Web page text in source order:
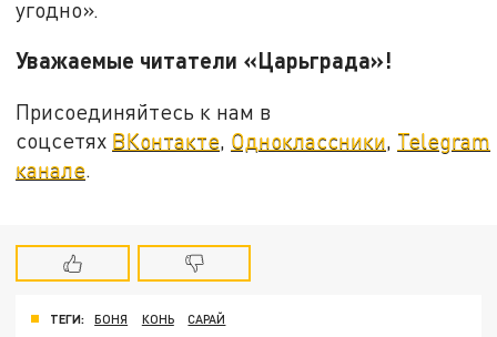
угодно».
Уважаемые читатели «Царьграда»!
Присоединяйтесь к нам в
соцсетях ВКонтакте, Одноклассники, Telegram
канале.
ТЕГИ: БОНЯ КОНЬ САРАЙ